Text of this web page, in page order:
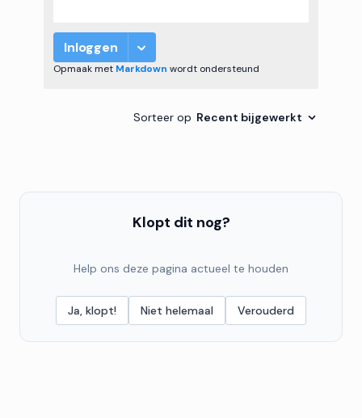
Klopt dit nog?
Help ons deze pagina actueel te houden
Ja, klopt! Niet helemaal Verouderd